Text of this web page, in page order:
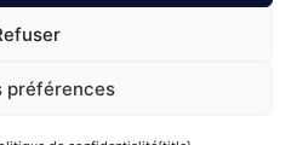
préférences